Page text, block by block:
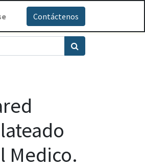
Contáctenos
Medico.